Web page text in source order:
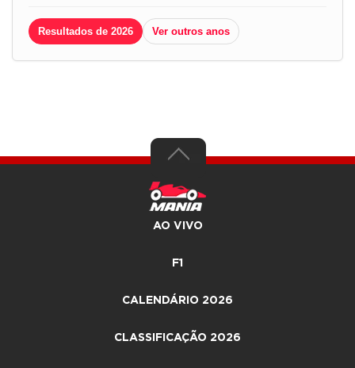
Resultados de 2026 Ver outros anos
AO VIVO
F1
CALENDÁRIO 2026
CLASSIFICAÇÃO 2026